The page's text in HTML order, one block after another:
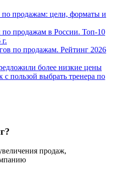
продажам: цели, форматы и
продажам в России. Топ-10
по продажам. Рейтинг 2026
более низкие цены
пользой выбрать тренера по
продаж,